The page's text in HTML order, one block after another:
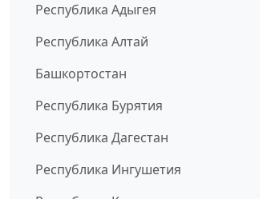
Республика Адыгея
Республика Алтай
Башкортостан
Республика Бурятия
Республика Дагестан
Республика Ингушетия